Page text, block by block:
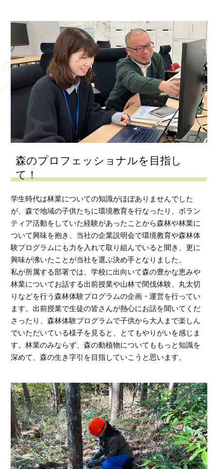
森のプロフェッショナルを目指し
て！
学生時代は林業についての知識がほぼありませんでした
が、森で地域の子供たちに環境教育を行なったり、ボラン
ティア活動をしていた経験があったことから森林や林業に
ついて興味を抱き、当社の企業説明会で環境教育や森林体
験プログラムにも力を入れて取り組んでいると聞き、更に
興味が沸いたことが当社を選ぶ決め手となりました。
私が所属する部署では、学校に出向いて森の豊かな恵みや
林業についてお話する出前授業や山林で間伐体験、丸太切
りなどを行う森林体験プログラムの企画・運営を行ってい
ます。出前授業で生徒の皆さんが熱心にお話を聞いてくだ
さったり、森林体験プログラムで子供から大人まで楽しん
でいただいている様子を見ると、とてもやりがいを感じま
す。林業のみならず、森の動植物についてももっと知識を
深めて、森の生き字引を目指していこうと思います。